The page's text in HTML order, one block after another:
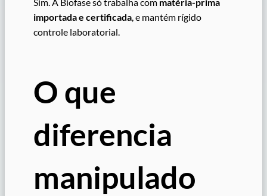
importada e certificada, e mantém rígido
controle laboratorial.
O que
diferencia
manipulado